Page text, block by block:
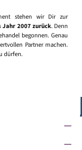
stehen wir Dir zur
Jahr 2007 zurück. Denn
begonnen. Genau
Partner machen.
dürfen.